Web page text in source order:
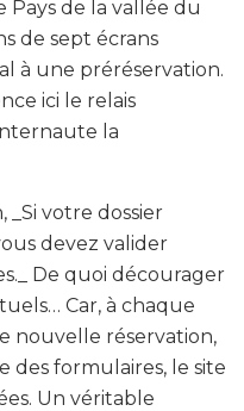
Pays de la vallée du
de sept écrans
à une préréservation.
ici le relais
la
votre dossier
devez valider
De quoi décourager
Car, à chaque
nouvelle réservation,
des formulaires, le site
Un véritable